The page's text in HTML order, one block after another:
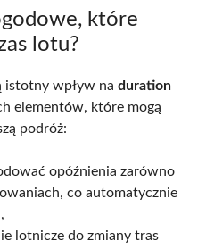
które
lotu?
istotny wpływ na duration
elementów, które mogą
podróż:
opóźnienia zarówno
co automatycznie
lotnicze do zmiany tras